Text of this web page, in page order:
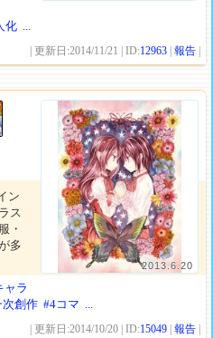
化 ...
| 更新日:2014/11/21 | ID:12963 |報告
2013.6.20
ン
ス
・
多
ャラ
次創作 #4コマ ...
| 更新日:2014/10/20 | ID:15049 |報告